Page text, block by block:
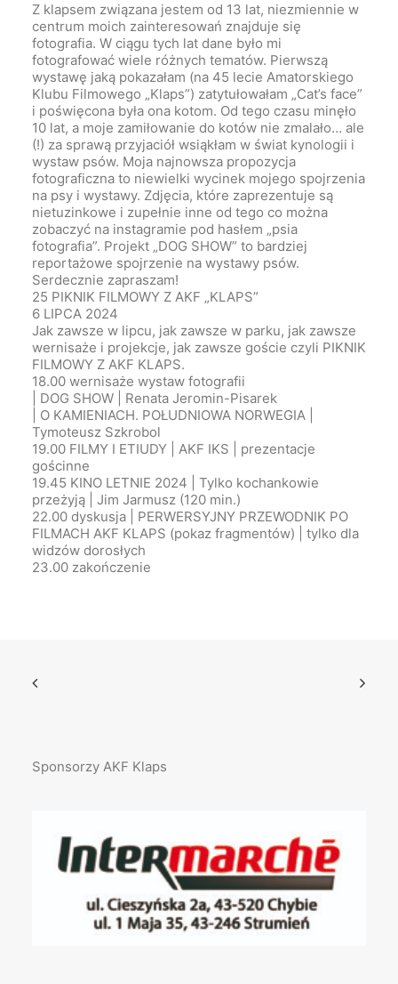
Z klapsem związana jestem od 13 lat, niezmiennie w
centrum moich zainteresowań znajduje się
fotografia. W ciągu tych lat dane było mi
fotografować wiele różnych tematów. Pierwszą
wystawę jaką pokazałam (na 45 lecie Amatorskiego
Klubu Filmowego „Klaps”) zatytułowałam „Cat’s face”
i poświęcona była ona kotom. Od tego czasu minęło
10 lat, a moje zamiłowanie do kotów nie zmalało… ale
(!) za sprawą przyjaciół wsiąkłam w świat kynologii i
wystaw psów. Moja najnowsza propozycja
fotograficzna to niewielki wycinek mojego spojrzenia
na psy i wystawy. Zdjęcia, które zaprezentuje są
nietuzinkowe i zupełnie inne od tego co można
zobaczyć na instagramie pod hasłem „psia
fotografia”. Projekt „DOG SHOW” to bardziej
reportażowe spojrzenie na wystawy psów.
Serdecznie zapraszam!
25 PIKNIK FILMOWY Z AKF „KLAPS”
6 LIPCA 2024
Jak zawsze w lipcu, jak zawsze w parku, jak zawsze
wernisaże i projekcje, jak zawsze goście czyli PIKNIK
FILMOWY Z AKF KLAPS.
18.00 wernisaże wystaw fotografii
| DOG SHOW | Renata Jeromin-Pisarek
| O KAMIENIACH. POŁUDNIOWA NORWEGIA |
Tymoteusz Szkrobol
19.00 FILMY I ETIUDY | AKF IKS | prezentacje
gościnne
19.45 KINO LETNIE 2024 | Tylko kochankowie
przeżyją | Jim Jarmusz (120 min.)
22.00 dyskusja | PERWERSYJNY PRZEWODNIK PO
FILMACH AKF KLAPS (pokaz fragmentów) | tylko dla
widzów dorosłych
23.00 zakończenie
Sponsorzy AKF Klaps